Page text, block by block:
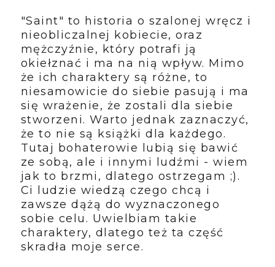
"Saint" to historia o szalonej wręcz i
nieobliczalnej kobiecie, oraz
mężczyźnie, który potrafi ją
okiełznać i ma na nią wpływ. Mimo
że ich charaktery są różne, to
niesamowicie do siebie pasują i ma
się wrażenie, że zostali dla siebie
stworzeni. Warto jednak zaznaczyć,
że to nie są książki dla każdego.
Tutaj bohaterowie lubią się bawić
ze sobą, ale i innymi ludźmi - wiem
jak to brzmi, dlatego ostrzegam ;).
Ci ludzie wiedzą czego chcą i
zawsze dążą do wyznaczonego
sobie celu. Uwielbiam takie
charaktery, dlatego też ta część
skradła moje serce.